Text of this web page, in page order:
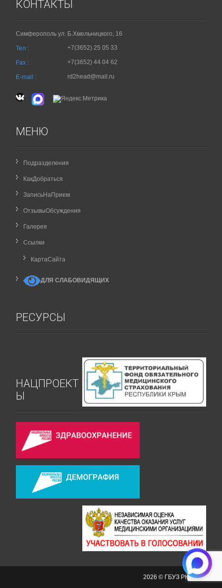
КОНТАКТЫ
Симферополь ул. Б.Хмельницкого, 16
Тел : +7(3652) 25 05 33
Fax : +7(3652) 44 04 62
E-mail : rd2head@mail.ru
МЕНЮ
Подразделения
КакДобраться
ЗаписьНаПрием
ОтзывыОбсуждения
Галерея
Ссылки
КартаCайта
ДЛЯ СЛАБОВИДЯЩИХ
РЕСУРСЫ
НАЦПРОЕКТ
Ы
2026 © ГБУЗ РК СКРД №2